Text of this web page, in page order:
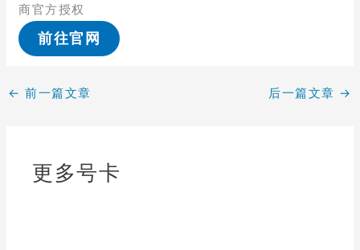
商官方授权
前往官网
← 前一篇文章 后一篇文章 →
更多号卡